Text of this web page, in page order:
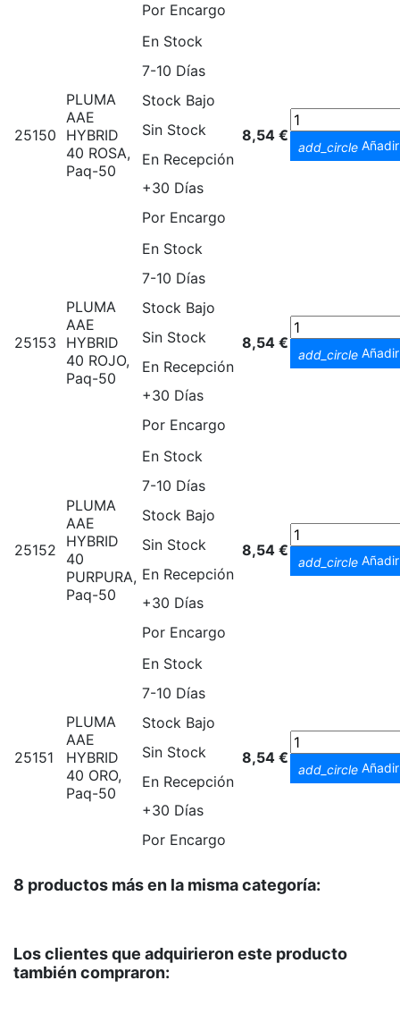
Por Encargo
25150
PLUMA
AAE
HYBRID
40 ROSA,
Paq-50
En Stock
7-10 Días
Stock Bajo
Sin Stock
En Recepción
+30 Días
Por Encargo
8,54 €
add_circle
25153
PLUMA
AAE
HYBRID
40 ROJO,
Paq-50
En Stock
7-10 Días
Stock Bajo
Sin Stock
En Recepción
+30 Días
Por Encargo
8,54 €
add_circle
25152
PLUMA
AAE
HYBRID
40
PURPURA,
Paq-50
En Stock
7-10 Días
Stock Bajo
Sin Stock
En Recepción
+30 Días
Por Encargo
8,54 €
add_circle
25151
PLUMA
AAE
HYBRID
40 ORO,
Paq-50
En Stock
7-10 Días
Stock Bajo
Sin Stock
En Recepción
+30 Días
Por Encargo
8,54 €
add_circle
8 productos más en la misma categoría:
Los clientes que adquirieron este producto
también compraron: